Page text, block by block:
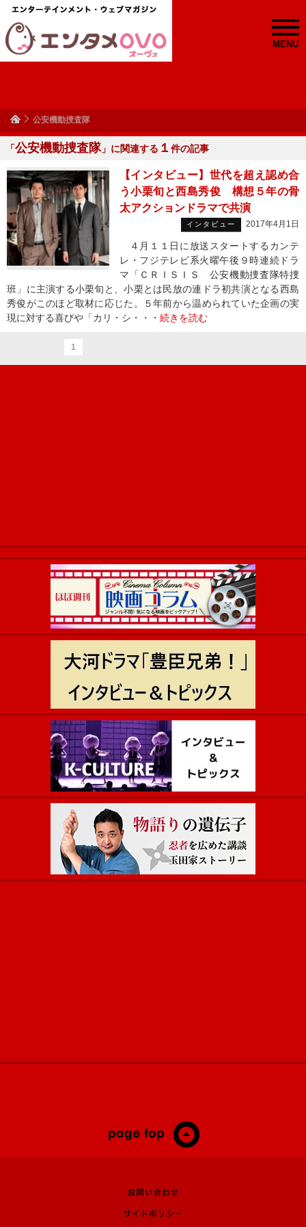
MENU
公安機動捜査隊
「公安機動捜査隊」に関連する １ 件の記事
【インタビュー】世代を超え認め合
う小栗旬と西島秀俊 構想５年の骨
太アクションドラマで共演
インタビュー 2017年4月1日
４月１１日に放送スタートするカンテ
レ・フジテレビ系火曜午後９時連続ドラ
マ「ＣＲＩＳＩＳ 公安機動捜査隊特捜
班」に主演する小栗旬と、小栗とは民放の連ドラ初共演となる西島
秀俊がこのほど取材に応じた。５年前から温められていた企画の実
現に対する喜びや「カリ・シ・・・ 続きを読む
1